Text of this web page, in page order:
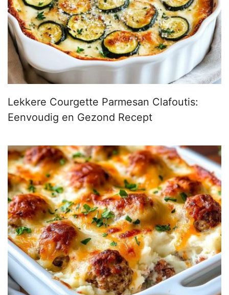
Lekkere Courgette Parmesan Clafoutis:
Eenvoudig en Gezond Recept